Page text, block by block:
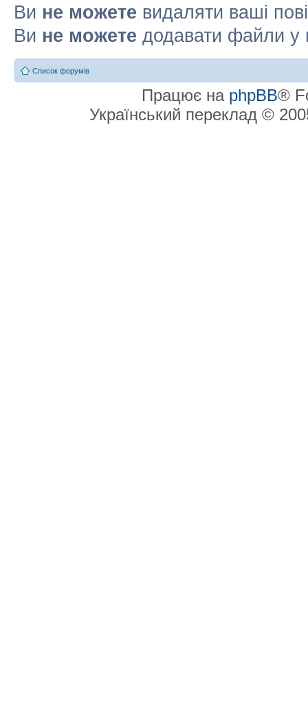
Ви не можете видаляти ваші
Ви не можете додавати файли у
Список форумів
Працює на phpBB®
Український переклад ©